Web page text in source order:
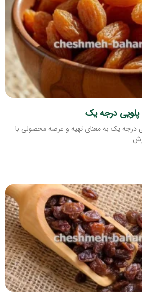
درجه یک
یک به معنای تهیه و عرضه محصولی با